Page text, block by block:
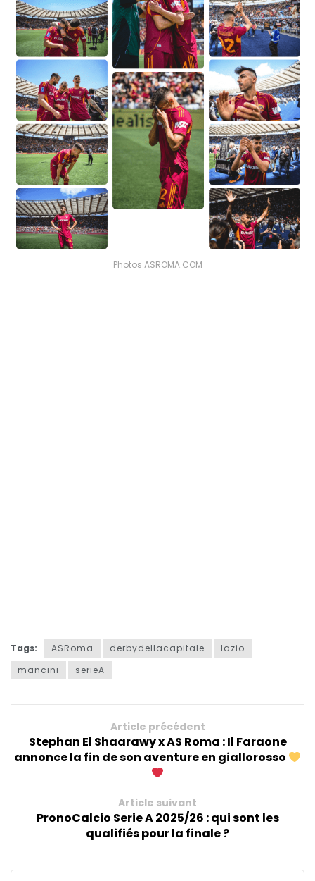
Photos ASROMA.COM
Tags: ASRoma derbydellacapitale
lazio
mancini
serieA
Article précédent
Stephan El Shaarawy x AS Roma : Il Faraone
annonce la fin de son aventure en giallorosso
Article suivant
PronoCalcio Serie A 2025/26 : qui sont les
qualifiés pour la finale ?